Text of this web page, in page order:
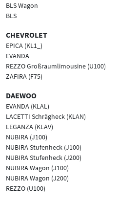
BLS Wagon
BLS
CHEVROLET
EPICA (KL1_)
EVANDA
REZZO Großraumlimousine (U100)
ZAFIRA (F75)
DAEWOO
EVANDA (KLAL)
LACETTI Schrägheck (KLAN)
LEGANZA (KLAV)
NUBIRA (J100)
NUBIRA Stufenheck (J100)
NUBIRA Stufenheck (J200)
NUBIRA Wagon (J100)
NUBIRA Wagon (J200)
REZZO (U100)